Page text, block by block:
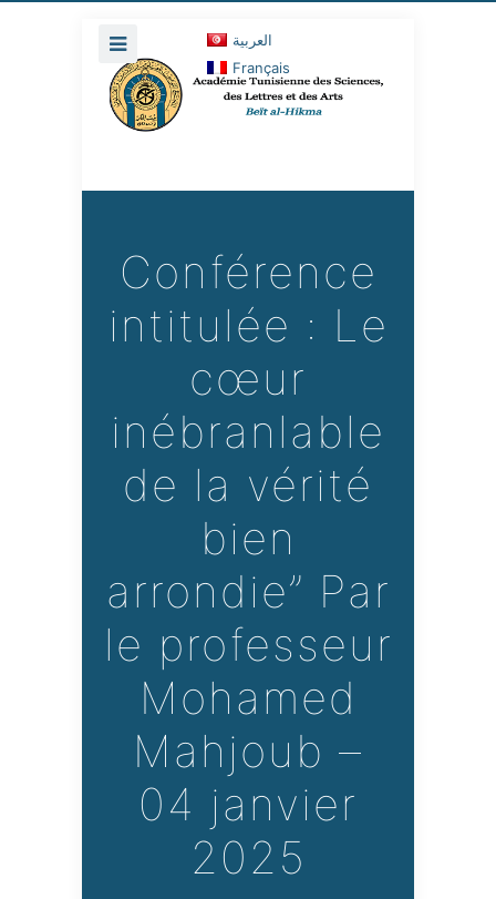
العربية
Français
Conférence
intitulée : Le
cœur
inébranlable
de la vérité
bien
arrondie” Par
le professeur
Mohamed
Mahjoub –
04 janvier
2025